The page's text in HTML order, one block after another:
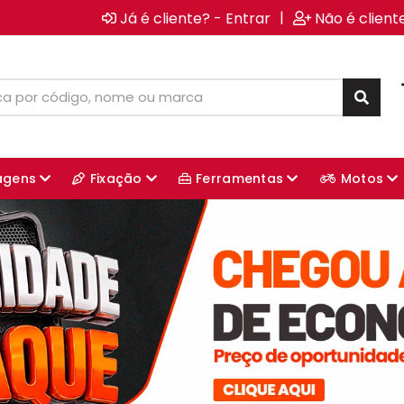
Já é cliente? - Entrar | Não é
Fixação Ferramentas Motos